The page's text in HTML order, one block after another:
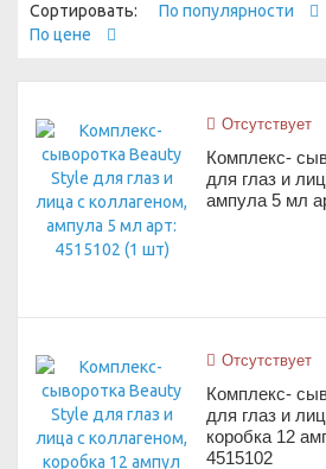
Сортировать: По популярности
По цене
Отсутствует
Комплекс-
для глаз и
ампула 5 мл
Отсутствует
Комплекс-
для глаз и
коробка 12
4515102